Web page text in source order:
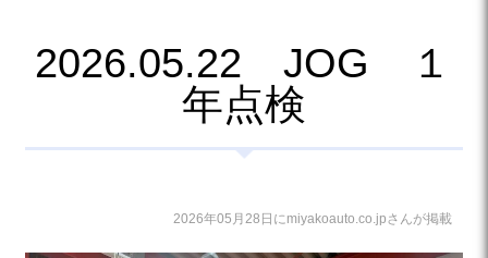
2026.05.22 JOG １
年点検
2026年05月28日にmiyakoauto.co.jpさんが掲載